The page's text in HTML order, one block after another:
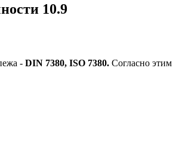
10.9
- DIN 7380, ISO 7380. Согласно этим